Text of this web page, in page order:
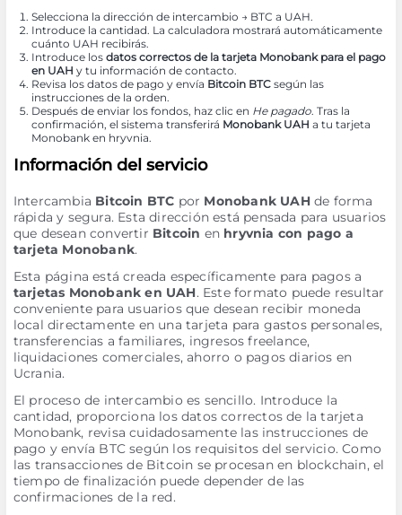
Selecciona la dirección de intercambio → BTC a UAH.
Introduce la cantidad. La calculadora mostrará automáticamente
cuánto UAH recibirás.
Introduce los datos correctos de la tarjeta Monobank para el pago
en UAH y tu información de contacto.
Revisa los datos de pago y envía Bitcoin BTCsegún las
instrucciones de la orden.
Después de enviar los fondos, haz clic en He pagado. Tras la
confirmación, el sistema transferirá Monobank UAH a tu tarjeta
Monobank en hryvnia.
Información del servicio
Intercambia Bitcoin BTC por Monobank UAHde forma
rápida y segura. Esta dirección está pensada para usuarios
que desean convertir Bitcoin en hryvnia con pago a
tarjeta Monobank.
Esta página está creada específicamente para pagos a
tarjetas Monobank en UAH. Este formato puede resultar
conveniente para usuarios que desean recibir moneda
local directamente en una tarjeta para gastos personales,
transferencias a familiares, ingresos freelance,
liquidaciones comerciales, ahorro o pagos diarios en
Ucrania.
El proceso de intercambio es sencillo. Introduce la
cantidad, proporciona los datos correctos de la tarjeta
Monobank, revisa cuidadosamente las instrucciones de
pago y envía BTC según los requisitos del servicio. Como
las transacciones de Bitcoin se procesan en blockchain, el
tiempo de finalización puede depender de las
confirmaciones de la red.